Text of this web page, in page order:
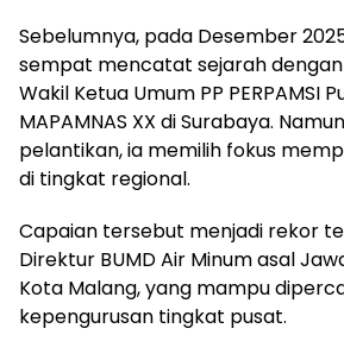
Sebelumnya, pada Desember
sempat mencatat sejarah
Wakil Ketua Umum PP PERPAMSI
MAPAMNAS XX di Surabaya.
pelantikan, ia memilih fokus
di tingkat regional.
Capaian tersebut menjadi rekor
Direktur BUMD Air Minum asal
Kota Malang, yang mampu
kepengurusan tingkat pusat.